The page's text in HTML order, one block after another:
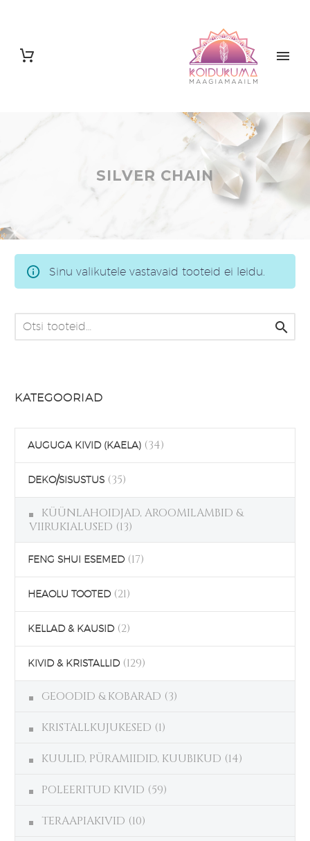
SILVER CHAIN
Sinu valikutele vastavaid tooteid ei leidu.

KATEGOORIAD
AUGUGA KIVID (KAELA) (34)
DEKO/SISUSTUS (35)
KÜÜNLAHOIDJAD, AROOMILAMBID &
VIIRUKIALUSED (13)
FENG SHUI ESEMED (17)
HEAOLU TOOTED (21)
KELLAD & KAUSID (2)
KIVID & KRISTALLID (129)
GEOODID & KOBARAD (3)
KRISTALLKUJUKESED (1)
KUULID, PÜRAMIIDID, KUUBIKUD (14)
POLEERITUD KIVID (59)
TERAAPIAKIVID (10)